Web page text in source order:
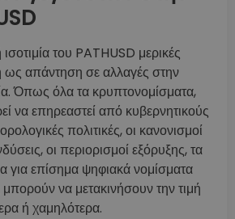
του PATHUSD μερικές
ως απάντηση σε αλλαγές στην
Όπως όλα τα κρυπτονομίσματα,
να επηρεαστεί από κυβερνητικούς
πολιτικές, οι κανονισμοί
οι περιορισμοί εξόρυξης, τα
για επίσημα ψηφιακά νομίσματα
μπορούν να μετακινήσουν την τιμή
ή χαμηλότερα.